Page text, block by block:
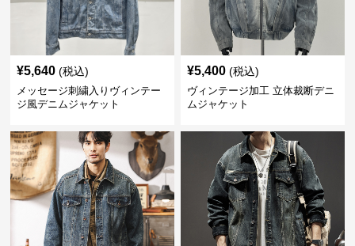
¥5,640 (税込)
メッセージ刺繍入りヴィンテー
ジ風デニムジャケット
¥5,400 (税込)
ヴィンテージ加工 立体裁断デニ
ムジャケット